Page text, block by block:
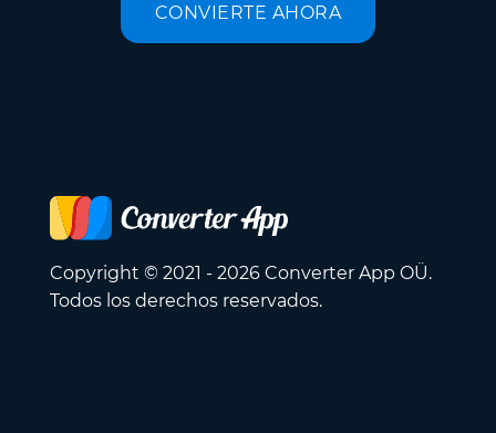
CONVIERTE AHORA
Copyright © 2021 - 2026 Converter App OÜ.
Todos los derechos reservados.